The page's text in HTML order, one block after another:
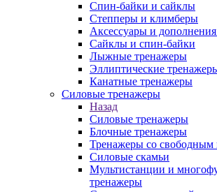
Спин-байки и сайклы
Степперы и климберы
Аксессуары и
Сайклы и спин-байки
Лыжные тренажеры
Эллиптические
Канатные тренажеры
Силовые тренажеры
Назад
Силовые тренажеры
Блочные тренажеры
Тренажеры со свободным
Силовые скамьи
Мультистанции и
тренажеры